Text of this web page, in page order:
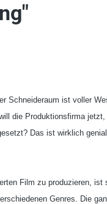
Schneideraum ist voller
die Produktionsfirma
Das ist wirklich
Film zu produzieren,
Genres. Die